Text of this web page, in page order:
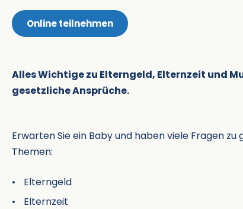
Online teilnehmen
Alles Wichtige zu Elterngeld, Elternzeit und
gesetzliche Ansprüche.
Erwarten Sie ein Baby und haben viele Fragen
Themen:
Elterngeld
Elternzeit